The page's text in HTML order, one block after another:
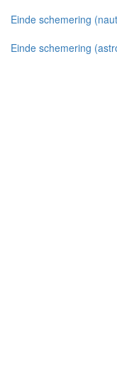
Einde schemering
Einde schemering